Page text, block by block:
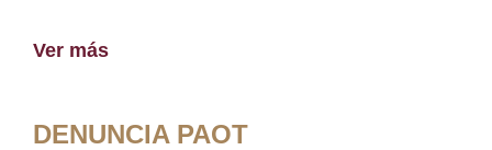
Ver más
DENUNCIA PAOT